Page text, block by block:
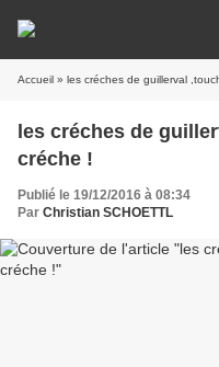
Accueil » les créches de guillerval
les créches de
créche !
Publié le 19/12/2016 à 08:34
Par Christian SCHOETTL